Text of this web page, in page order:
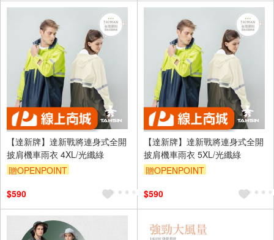
【達新牌】達新戰將連身式全開
披肩機車雨衣 4XL/光纖綠
贈OPENPOINT
$590
【達新牌】達新戰將連身式全開
披肩機車雨衣 5XL/光纖綠
贈OPENPOINT
$590